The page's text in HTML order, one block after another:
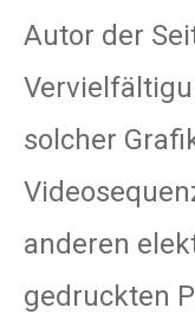
Autor der
solcher
anderen
gedruckten